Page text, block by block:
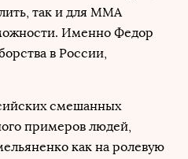
так и для ММА
Именно Федор
в России,
смешанных
примеров людей,
как на ролевую